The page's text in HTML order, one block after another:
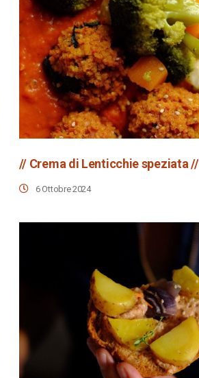
// Crema di Lenticchie speziata //
6 Ottobre 2024